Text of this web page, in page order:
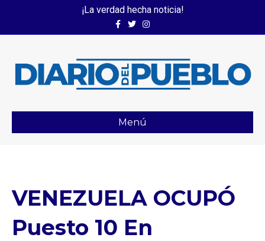
¡La verdad hecha noticia!
FacebookTwitterInstagram
Menú
VENEZUELA OCUPÓ
Puesto 10 En